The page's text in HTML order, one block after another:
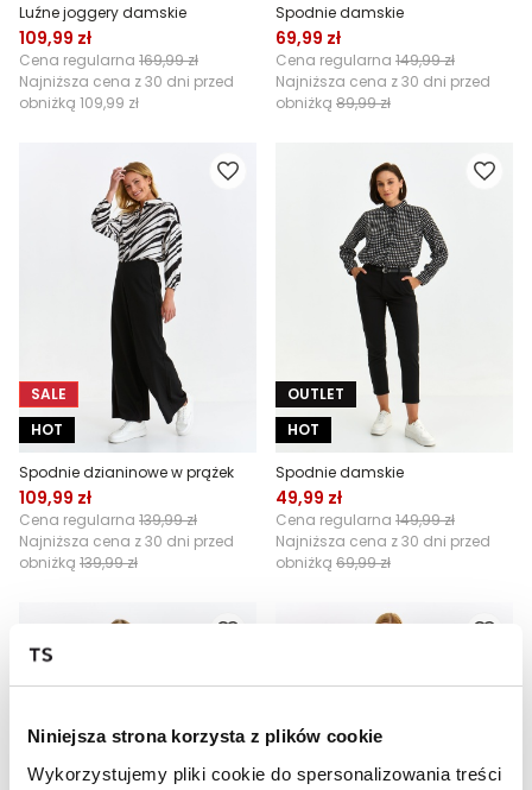
Niniejsza strona korzysta z plików cookie
Wykorzystujemy pliki cookie do spersonalizowania treści
Luźne joggery damskie
109,99 zł
Cena regularna 169,99 zł
Najniższa cena z 30 dni przed
obniżką 109,99 zł
Spodnie damskie
69,99 zł
Cena regularna 149,99 zł
Najniższa cena z 30 dni przed
obniżką 89,99 zł
SALE
HOT
Spodnie dzianinowe w prążek
109,99 zł
Cena regularna 139,99 zł
Najniższa cena z 30 dni przed
obniżką 139,99 zł
OUTLET
HOT
Spodnie damskie
49,99 zł
Cena regularna 149,99 zł
Najniższa cena z 30 dni przed
obniżką 69,99 zł